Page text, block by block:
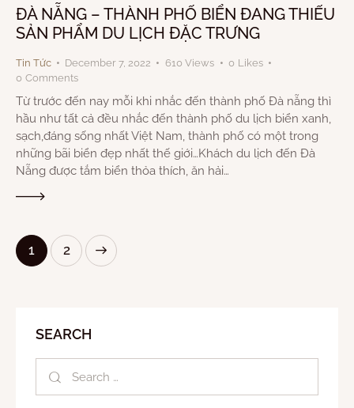
ĐÀ NẴNG – THÀNH PHỐ BIỂN ĐANG THIẾU
SẢN PHẨM DU LỊCH ĐẶC TRƯNG
Tin Tức December 7, 2022 610 Views 0 Likes
0 Comments
Từ trước đến nay mỗi khi nhắc đến thành phố Đà nẵng thì
hầu như tất cả đều nhắc đến thành phố du lịch biển xanh,
sạch,đáng sống nhất Việt Nam, thành phố có một trong
những bãi biển đẹp nhất thế giới…Khách du lịch đến Đà
Nẵng được tắm biển thỏa thích, ăn hải…
1 2
SEARCH